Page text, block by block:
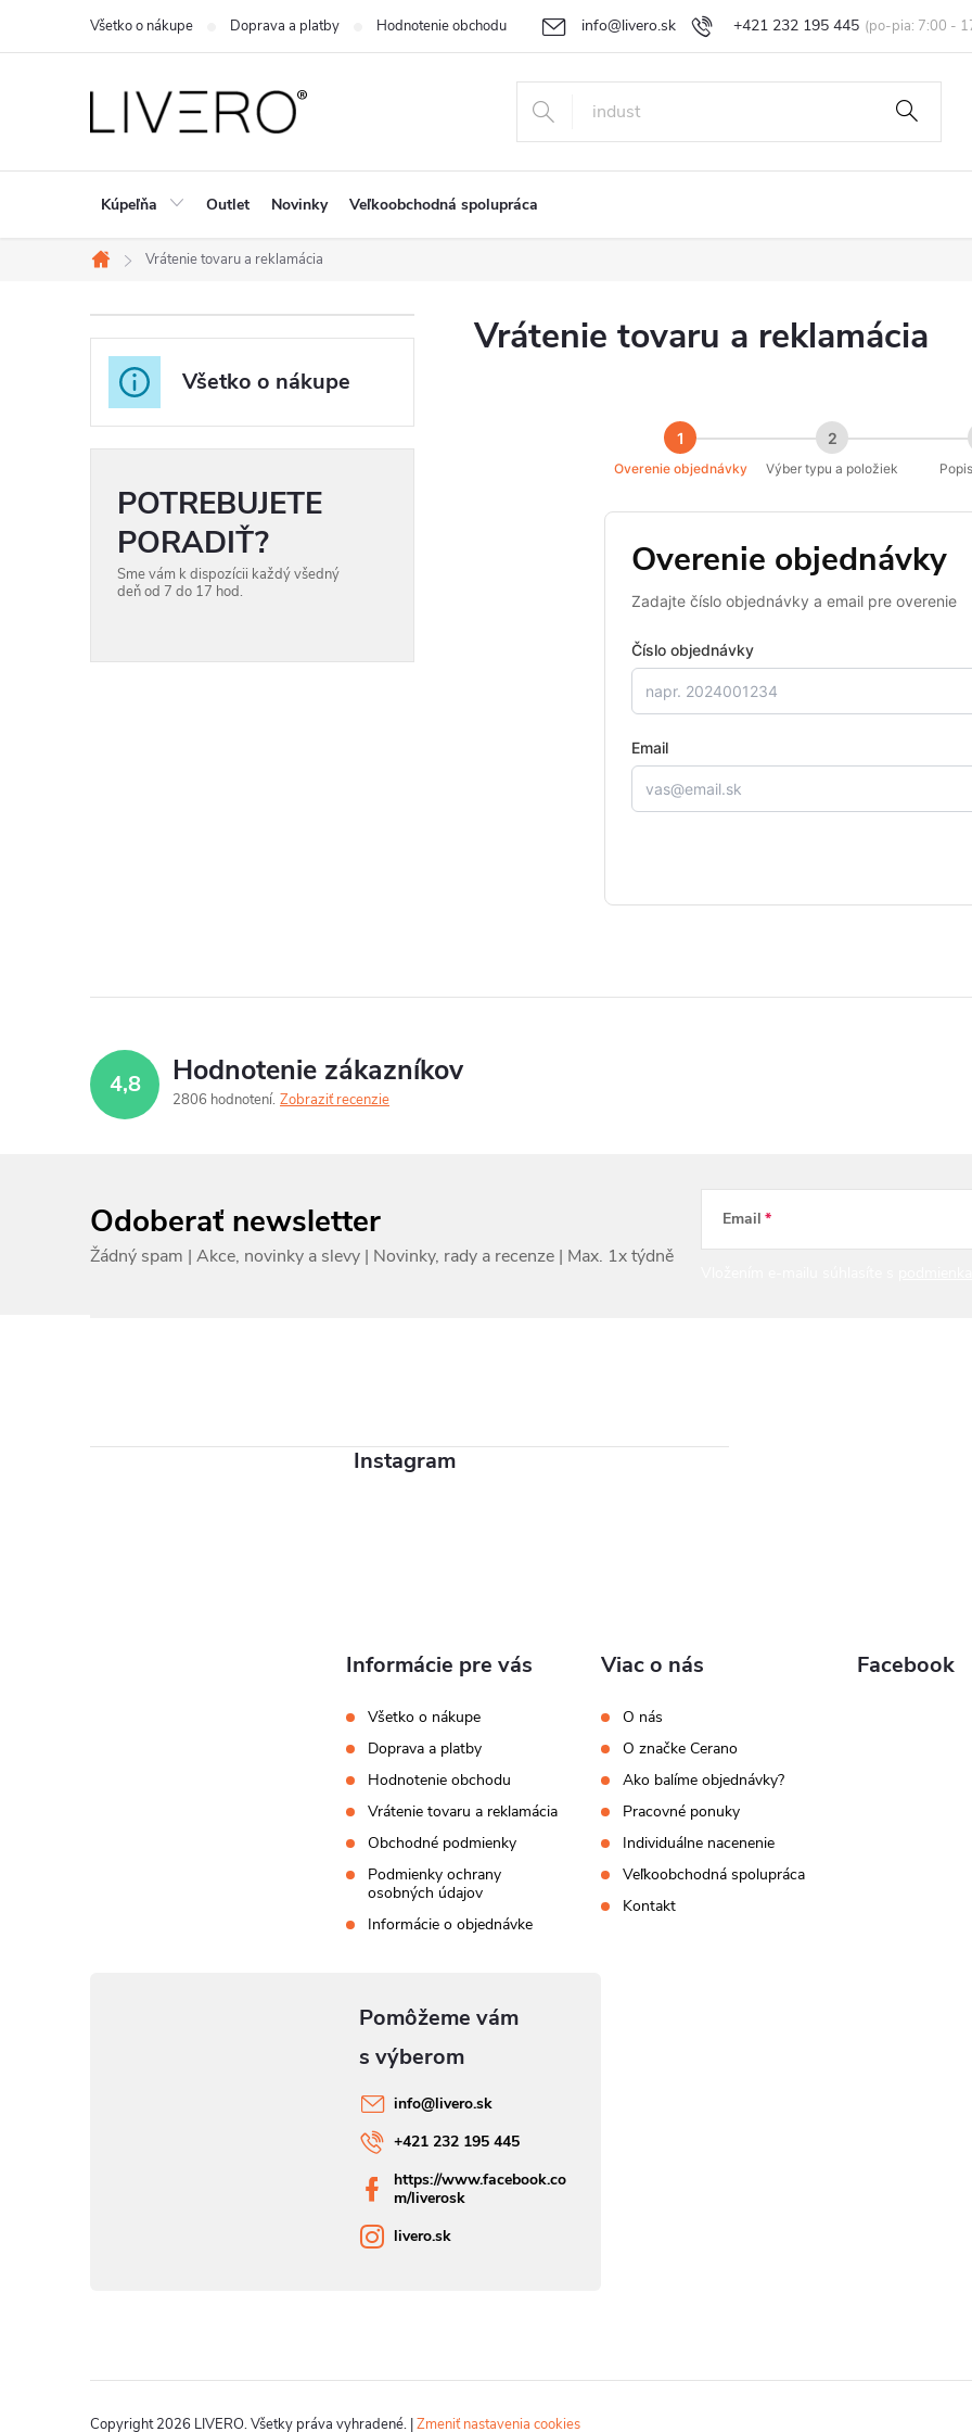
+421 232 195 445
info@livero.sk
Všetko o nákupe Doprava a platby Hodnotenie obchodu Vrátenie tovaru a reklamácia Obchodné podmienky
Kúpeľňa Outlet Novinky Veľkoobchodná spolupráca
Domov
Vrátenie tovaru a reklamácia
B
č
n
e
Všetko o nákupe
POTREBUJETE
PORADIŤ?
Sme vám k dispozícii každý všedný
deň od 7 do 17 hod.
Vrátenie tovaru a reklamácia
1
Overenie objednávky
2
Výber typu a položiek
Overenie objednávky
Zadajte číslo objednávky a email pre overenie
Číslo objednávky
Email
4,8 Hodnotenie zákazníkov
2806 hodnotení Zobraziť recenzie
Odoberať newsletter Email
Instagram
Informácie pre vás
Všetko o nákupe
Doprava a platby
Hodnotenie obchodu
Vrátenie tovaru a reklamácia
Obchodné podmienky
Podmienky ochrany
osobných údajov
Informácie o objednávke
Viac o nás
O nás
O značke Cerano
Ako balíme objednávky?
Pracovné ponuky
Individuálne nacenenie
Veľkoobchodná spolupráca
Kontakt
Facebook
info@livero.sk
+421 232 195 445
https://www.facebook.co
m/liverosk
livero.sk
Copyright 2026 LIVERO. Všetky práva vyhradené. |Zmeniť nastavenia cookies